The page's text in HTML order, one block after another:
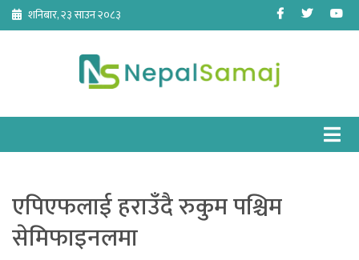
Skip
content
शनिबार, २३ साउन २०८३ Facebook
Twitter
एपिएफलाई हराउँदै रुकुम पश्चिम
सेमिफाइनलमा